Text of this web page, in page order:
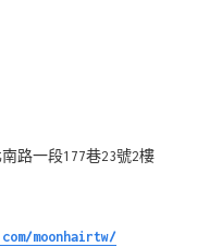
路一段177巷23號2樓
moonhairtw/